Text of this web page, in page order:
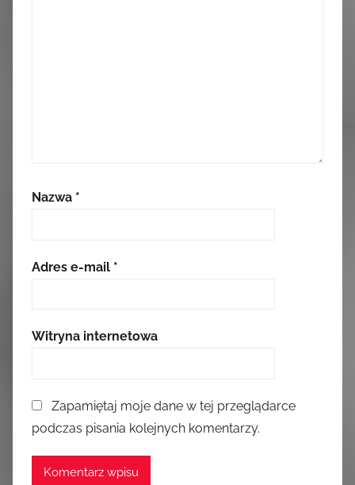
Nazwa *
Adres e-mail *
Witryna internetowa
Zapamiętaj moje dane w tej przeglądarce
podczas pisania kolejnych komentarzy.